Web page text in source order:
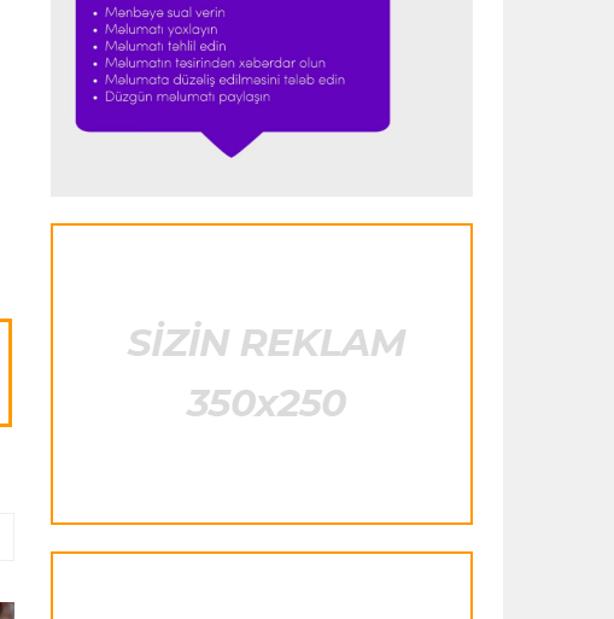
Formula-1 23:23 08.08.2026
“Ferrari”nin məni necə təhlil etdiyini
görəndə şoka düşdüm”
Şumaxerlə müqayisə etdi
“Real Madrid” “Ferentsvaroş”a qalib